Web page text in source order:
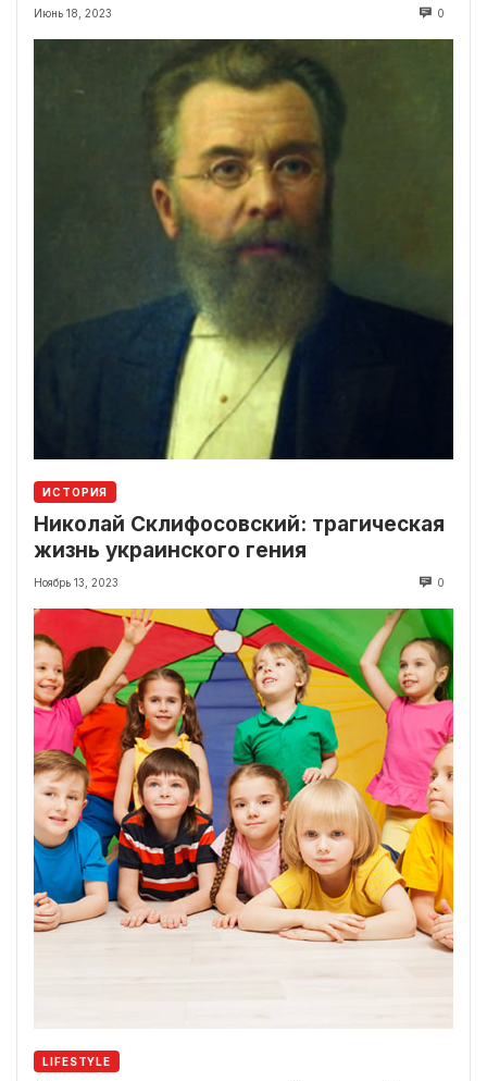
Июнь 18, 2023 0
ИСТОРИЯ
Николай Склифосовский: трагическая
жизнь украинского гения
Ноябрь 13, 2023 0
LIFESTYLE